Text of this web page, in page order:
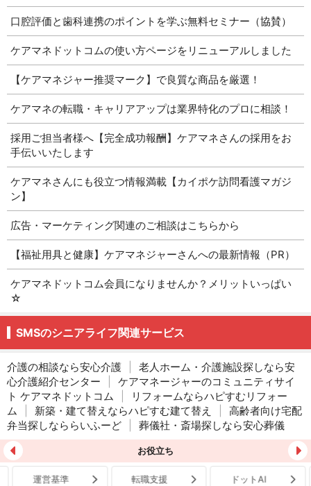
口腔評価と歯科連携のポイントを学ぶ無料セミナー（協賛）
ケアマネドットコムの使い方ページをリニューアルしました
【ケアマネジャー推奨マーク】で良質な商品を厳選！
ケアマネの転職・キャリアアップは業界特化のプロに相談！
採用ご担当者様へ【完全成功報酬】ケアマネさんの採用をお
手伝いいたします
ケアマネさんにも役立つ情報満載【カイポケ訪問看護マガジ
ン】
広告・マーケティング関連のご相談はこちらから
【福祉用具と健康】ケアマネジャーさんへの最新情報（PR）
ケアマネドットコム会員になりませんか？メリットいっぱい
☆
SMSのシニアライフ関連サービス
介護の相談なら安心介護
老人ホーム・介護施設探しなら安
心介護紹介センター
ケアマネージャーのコミュニティサイ
ト ケアマネドットコム
リフォームならハピすむリフォー
ム
新築・建て替えならハピすむ建て替え
高齢者向け宅配
弁当探しなららいふーど
葬儀社・斎場探しなら安心葬儀
お役立ち
運営基準 転職支援 ドットAI